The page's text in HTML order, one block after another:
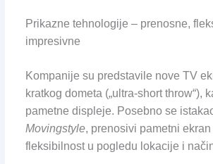
Prikazne tehnologije – prenosne,
impresivne
Kompanije su predstavile nove TV
kratkog dometa („ultra-short throw“),
pametne displeje. Posebno se
Movingstyle, prenosivi pametni
fleksibilnost u pogledu lokacije i